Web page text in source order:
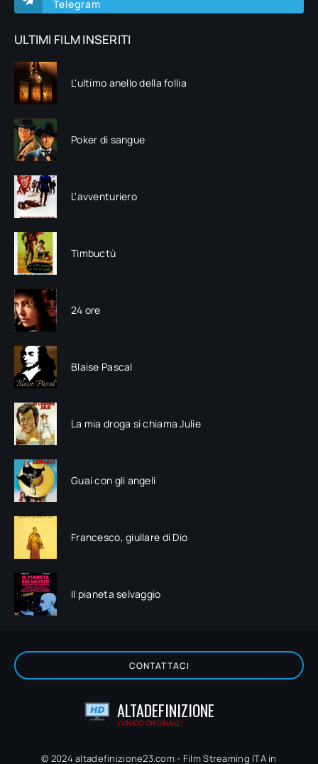
Telegram
ULTIMI FILM INSERITI
L'ultimo anello della follia
Poker di sangue
L'avventuriero
Timbuctù
24 ore
Blaise Pascal
La mia droga si chiama Julie
Guai con gli angeli
Francesco, giullare di Dio
Il pianeta selvaggio
CONTATTACI
ALTADEFINIZIONE
L'UNICO ORIGINALE!
© 2024 altadefinizione23.com - Film Streaming ITA in